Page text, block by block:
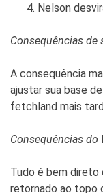
Nelson
Consequências de
A consequência
ajustar sua base
fetchland mais
Consequências do
Tudo é bem
retornado ao topo